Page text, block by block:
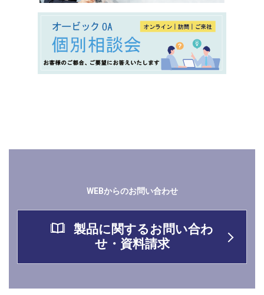
WEBからのお問い合わせ
製品に関するお問い合わ
せ・資料請求